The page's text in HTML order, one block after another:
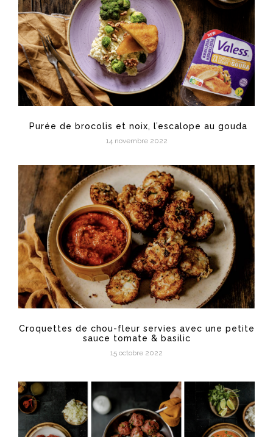
Purée de brocolis et noix, l’escalope au gouda
14 novembre 2022
Croquettes de chou-fleur servies avec une petite
sauce tomate & basilic
15 octobre 2022